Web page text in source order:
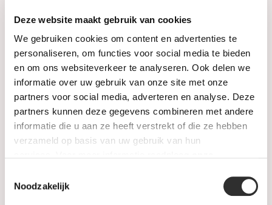
Deze website maakt gebruik van cookies
We gebruiken cookies om content en advertenties te
personaliseren, om functies voor social media te bieden
en om ons websiteverkeer te analyseren. Ook delen we
informatie over uw gebruik van onze site met onze
partners voor social media, adverteren en analyse. Deze
partners kunnen deze gegevens combineren met andere
informatie die u aan ze heeft verstrekt of die ze hebben
verzameld op basis van uw gebruik van hun
Noodzakelijk
Luxe Accessoires
Informatie
Heren Sieraden
SALE